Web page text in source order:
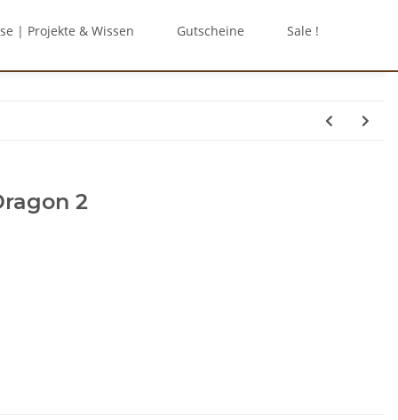
| Projekte & Wissen Gutscheine Sale !
2